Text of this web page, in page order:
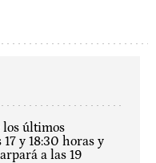
los últimos
y 18:30 horas y
a las 19